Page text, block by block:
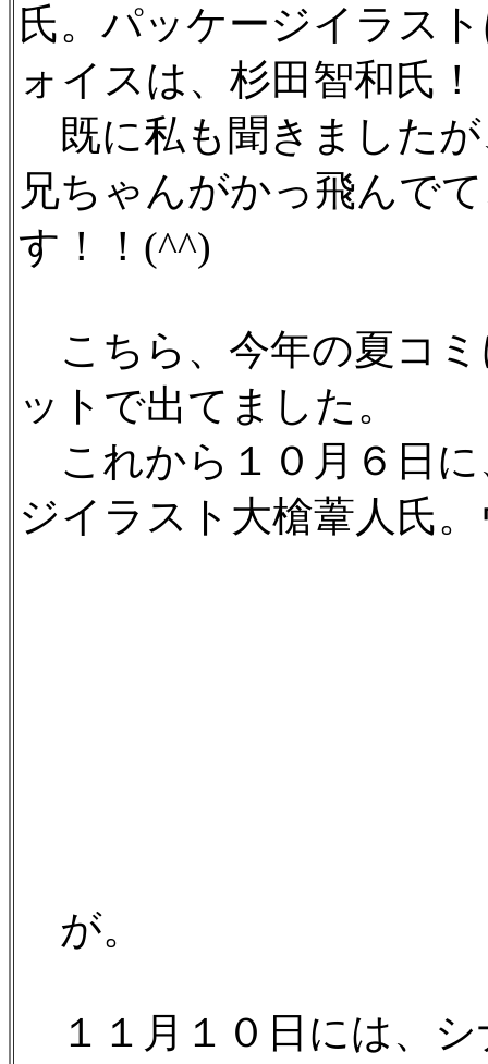
氏。パッケージイラス
ォイスは、杉田智和氏！
既に私も聞きましたが
兄ちゃんがかっ飛んで
す！！(^^)
こちら、今年の夏コ
ットで出てました。
これから１０月６日に
ジイラスト大槍葦人氏
が。
１１月１０日には、